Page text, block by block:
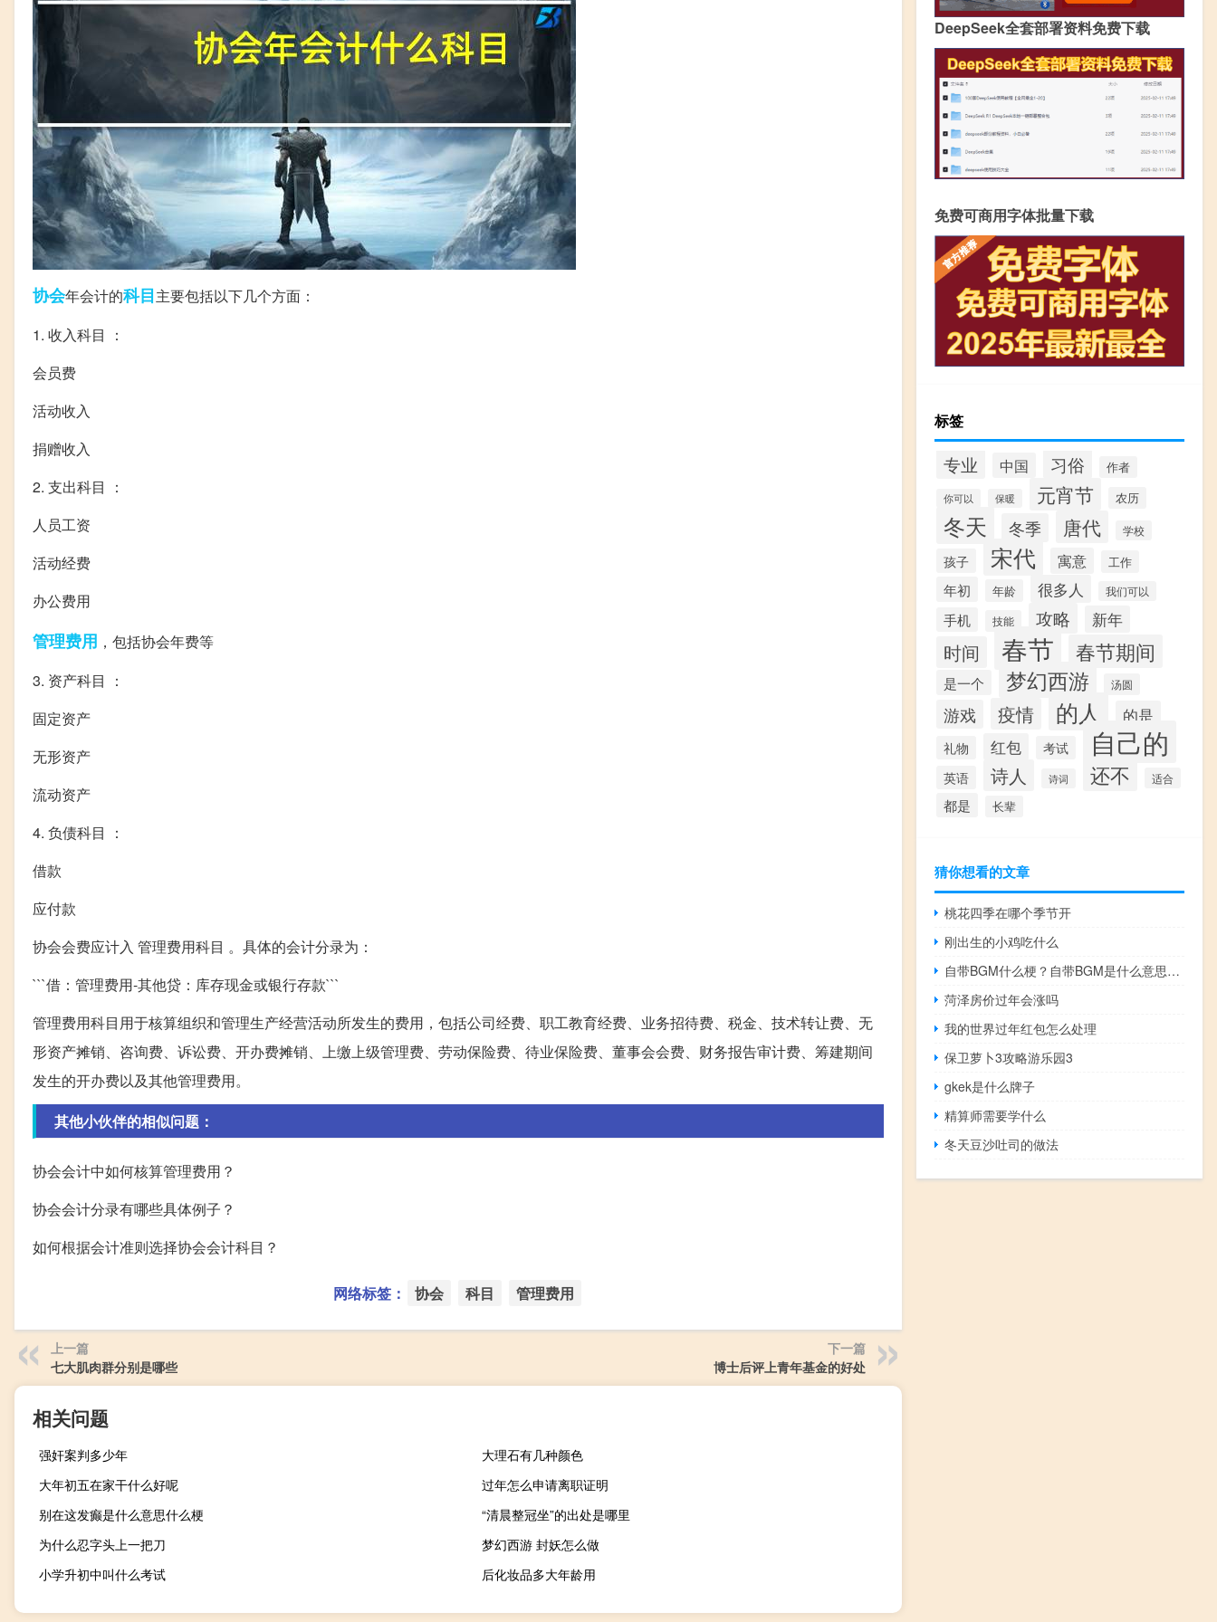
协会年会计的科目主要包括以下几个方面：
1. 收入科目 ：
会员费
活动收入
捐赠收入
2. 支出科目 ：
人员工资
活动经费
办公费用
管理费用 ，包括协会年费等
3. 资产科目 ：
固定资产
无形资产
流动资产
4. 负债科目 ：
借款
应付款
协会会费应计入 管理费用科目 。具体的会计分录为：
```借：管理费用-其他贷：库存现金或银行存款```
管理费用科目用于核算组织和管理生产经营活动所发生的费用，包括公司经费、职工教育经费、业务招待费、税金、技术转让费、无
形资产摊销、咨询费、诉讼费、开办费摊销、上缴上级管理费、劳动保险费、待业保险费、董事会会费、财务报告审计费、筹建期间
发生的开办费以及其他管理费用。
其他小伙伴的相似问题：
协会会计中如何核算管理费用？
协会会计分录有哪些具体例子？
如何根据会计准则选择协会会计科目？
网络标签： 协会 科目 管理费用
上一篇
七大肌肉群分别是哪些
下一篇
博士后评上青年基金的好处
相关问题
强奸案判多少年
大理石有几种颜色
大年初五在家干什么好呢
过年怎么申请离职证明
别在这发癫是什么意思什么梗
“清晨整冠坐”的出处是哪里
为什么忍字头上一把刀
梦幻西游 封妖怎么做
小学升初中叫什么考试
后化妆品多大年龄用
DeepSeek全套部署资料免费下载
免费可商用字体批量下载
标签
专业 中国 习俗 作者
你可以 保暖 元宵节 农历
冬天 冬季 唐代 学校
孩子 宋代 寓意 工作
年初 年龄 很多人 我们可以
手机 技能 攻略 新年
时间 春节 春节期间
是一个 梦幻西游 汤圆
游戏 疫情 的人 的是
礼物 红包 考试 自己的
英语 诗人 诗词 还不 适合
都是 长辈
猜你想看的文章
桃花四季在哪个季节开
刚出生的小鸡吃什么
自带BGM什么梗？自带BGM是什么意思什么梗
菏泽房价过年会涨吗
我的世界过年红包怎么处理
保卫萝卜3攻略游乐园3
gkek是什么牌子
精算师需要学什么
冬天豆沙吐司的做法